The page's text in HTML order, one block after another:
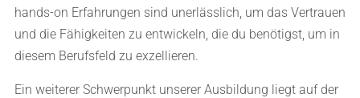
hands-on Erfahrungen sind unerlässlich, um das Vertrauen
und die Fähigkeiten zu entwickeln, die du benötigst, um in
diesem Berufsfeld zu exzellieren.
Ein weiterer Schwerpunkt unserer Ausbildung liegt auf der